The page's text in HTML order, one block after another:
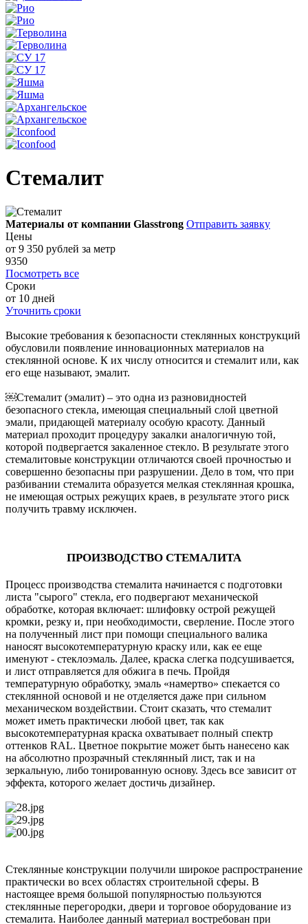
Стемалит
Материалы от компании Glasstrong Отправить заявку
Цены
от 9 350 рублей за метр
9350
Посмотреть все
Сроки
от 10 дней
Уточнить сроки
Высокие требования к безопасности стеклянных конструкций
обусловили появление инновационных материалов на
стеклянной основе. К их числу относится и стемалит или, как
его еще называют, эмалит.
￼Стемалит (эмалит) – это одна из разновидностей
безопасного стекла, имеющая специальный слой цветной
эмали, придающей материалу особую красоту. Данный
материал проходит процедуру закалки аналогичную той,
которой подвергается закаленное стекло. В результате этого
стемалитовые конструкции отличаются своей прочностью и
совершенно безопасны при разрушении. Дело в том, что при
разбивании стемалита образуется мелкая стеклянная крошка,
не имеющая острых режущих краев, в результате этого риск
получить травму исключен.
ПРОИЗВОДСТВО СТЕМАЛИТА
Процесс производства стемалита начинается с подготовки
листа "сырого" стекла, его подвергают механической
обработке, которая включает: шлифовку острой режущей
кромки, резку и, при необходимости, сверление. После этого
на полученный лист при помощи специального валика
наносят высокотемпературную краску или, как ее еще
именуют - стеклоэмаль. Далее, краска слегка подсушивается,
и лист отправляется для обжига в печь. Пройдя
температурную обработку, эмаль «намертво» спекается со
стеклянной основой и не отделяется даже при сильном
механическом воздействии. Стоит сказать, что стемалит
может иметь практически любой цвет, так как
высокотемпературная краска охватывает полный спектр
оттенков RAL. Цветное покрытие может быть нанесено как
на абсолютно прозрачный стеклянный лист, так и на
зеркальную, либо тонированную основу. Здесь все зависит от
эффекта, которого желает достичь дизайнер.
Стеклянные конструкции получили широкое распространение
практически во всех областях строительной сферы. В
настоящее время большой популярностью пользуются
стеклянные перегородки, двери и торговое оборудование из
стемалита. Наиболее данный материал востребован при